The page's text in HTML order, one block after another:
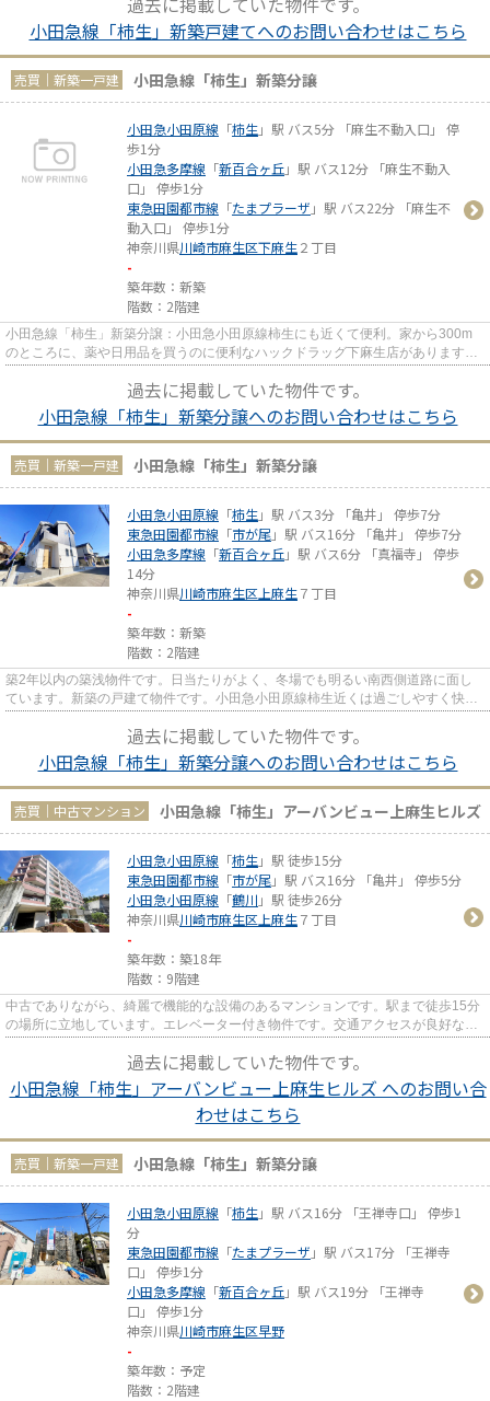
小田急線「柿生」新築戸建てへのお問い合わせはこちら
売買｜新築一戸建 小田急線「柿生」新築分譲
小田急小田原線 「柿生」駅 バス5分 「麻生不動入口」 停
歩1分
小田急多摩線 「新百合ヶ丘」駅 バス12分 「麻生不動入
口」 停歩1分
東急田園都市線 「たまプラーザ 」駅 バス22分 「麻生不
動入口」 停歩1分
神奈川県川崎市麻生区下麻生２丁目
-
築年数：新築
階数：2階建
小田急線「柿生」新築分譲：小田急小田原線柿生にも近くて便利。家から300m
のところに、薬や日用品を買うのに便利なハックドラッグ下麻生店があります。
過去に掲載していた物件です。
小田急線「柿生」新築分譲へのお問い合わせはこちら
売買｜新築一戸建 小田急線「柿生」新築分譲
小田急小田原線 「柿生」駅 バス3分 「亀井」 停歩7分
東急田園都市線 「市が尾」駅 バス16分 「亀井」 停歩7分
小田急多摩線 「新百合ヶ丘」駅 バス6分 「真福寺」 停歩
14分
神奈川県川崎市麻生区 上麻生７丁目
-
築年数：新築
階数：2階建
築2年以内の築浅物件です。日当たりがよく、冬場でも明るい南西側道路に面し
ています。新築の戸建て物件です。小田急小田原線柿生近くは過ごしやすく快適
過去に掲載していた物件です。
小田急線「柿生」新築分譲へのお問い合わせはこちら
売買｜中古マンション 小田急線「柿生」アーバンビュー上麻生ヒルズ
小田急小田原線 「柿生」駅 徒歩15分
東急田園都市線 「市が尾」駅 バス16分 「亀井」 停歩5分
小田急小田原線 「鶴川 」駅 徒歩26分
神奈川県川崎市麻生区 上麻生７丁目
-
築年数：築18年
階数：9階建
中古でありながら、綺麗で機能的な設備のあるマンションです。駅まで徒歩15分
の場所に立地しています。エレベーター付き物件です。交通アクセスが良好な小
過去に掲載していた物件です。
小田急線「柿生」アーバンビュー上麻生ヒルズ へのお問い合
わせはこちら
売買｜新築一戸建 小田急線「柿生」新築分譲
小田急小田原線 「柿生」駅 バス16分 「王禅寺口」 停歩1
分
東急田園都市線 「たまプラーザ 」駅 バス17分 「王禅寺
口」 停歩1分
小田急多摩線 「新百合ヶ丘」駅 バス19分 「王禅寺
口」 停歩1分
神奈川県川崎市麻生区早野
-
築年数：予定
階数：2階建